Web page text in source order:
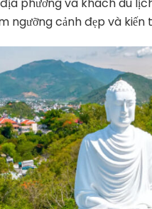
phương và khách du
ngưỡng cảnh đẹp và